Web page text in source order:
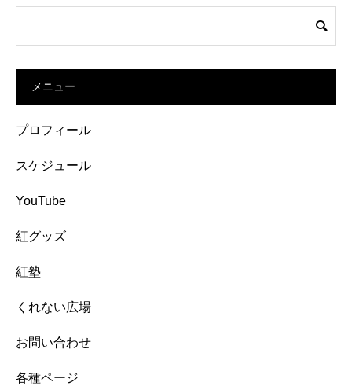
メニュー
プロフィール
スケジュール
YouTube
紅グッズ
紅塾
くれない広場
お問い合わせ
各種ページ